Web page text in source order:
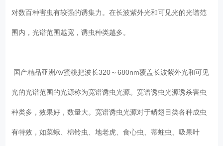
对数百种害虫有较强的诱集力。在长波紫外光和可见光的光谱范
围内，光谱范围越宽，诱虫种类越多。
国产精品亚洲AV蜜桃把波长320～680nm覆盖长波紫外光和可见
光的光谱范围的光源称为宽谱诱虫光源。宽谱诱虫光源诱杀害虫
种类多，效果好，数量大。宽谱诱虫光源对于鳞翅目类各种成虫
有特效，如菜蛾、棉铃虫、地老虎、食心虫、蒂蛀虫、吸果叶